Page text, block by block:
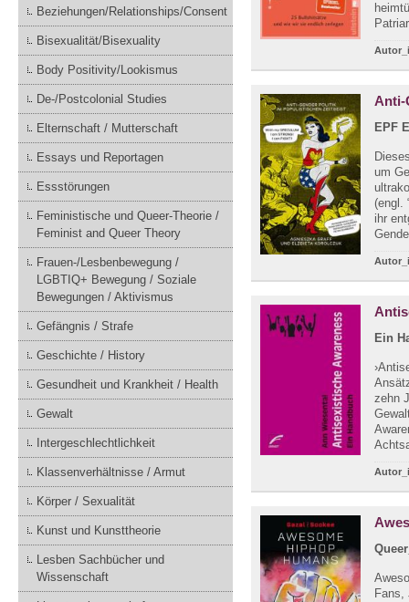
Beziehungen/Relationships/Consent
Bisexualität/Bisexuality
Body Positivity/Lookismus
De-/Postcolonial Studies
Elternschaft / Mutterschaft
Essays und Reportagen
Essstörungen
Feministische und Queer-Theorie /
Feminist and Queer Theory
Frauen-/Lesbenbewegung /
LGBTIQ+ Bewegung / Soziale
Bewegungen / Aktivismus
Gefängnis / Strafe
Geschichte / History
Gesundheit und Krankheit / Health
Gewalt
Intergeschlechtlichkeit
Klassenverhältnisse / Armut
Körper / Sexualität
Kunst und Kunsttheorie
Lesben Sachbücher und
Wissenschaft
Anti-
EPF
um
(engl.
ihr
Ein
zehn
Fans,